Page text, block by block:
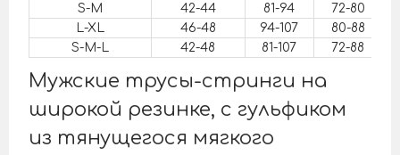
S-M 42-44 81-94 72-80
L-XL
46-48 94-107 80-88
S-M-L
42-48 81-107 72-88
Мужские трусы-стринги на
широкой резинке, с гульфиком
из тянущегося мягкого